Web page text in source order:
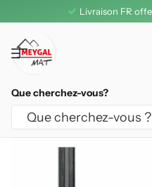
Livraison FR
Que cherchez-vous?
FER RÉVERSIBLE